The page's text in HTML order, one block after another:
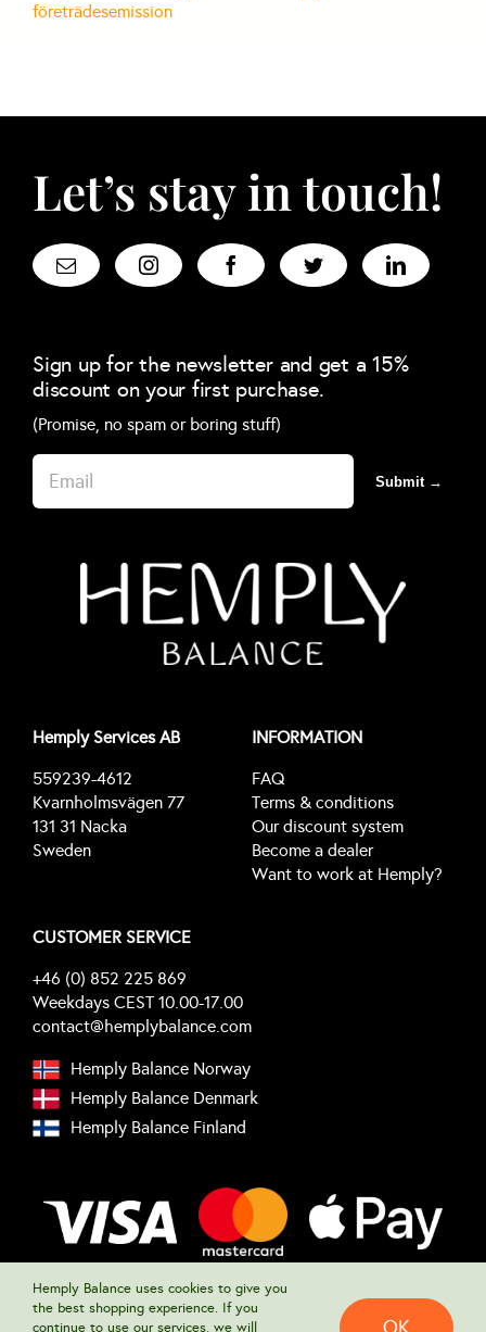
företrädesemission
Let’s stay in touch!
Sign up for the newsletter and get a 15%
discount on your first purchase.
(Promise, no spam or boring stuff)
Submit →
Hemply Services AB
559239-4612
Kvarnholmsvägen 77
131 31 Nacka
Sweden
INFORMATION
FAQ
Terms & conditions
Our discount system
Become a dealer
Want to work at Hemply?
CUSTOMER SERVICE
+46 (0) 852 225 869
Weekdays CEST 10.00-17.00
contact@hemplybalance.com
Hemply Balance Norway
Hemply Balance Denmark
Hemply Balance Finland
© 2023 • Hemply Balance • All Rights Reserved • Powered by
Hemply Balance uses cookies to give you
the best shopping experience. If you
continue to use our services, we will
OK